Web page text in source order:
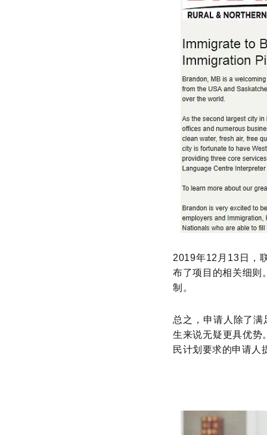
2019年12月13日，
布了项目的相关细则
制。
总之，申请人除了
生来说无疑更具优势
民计划要求的申请人